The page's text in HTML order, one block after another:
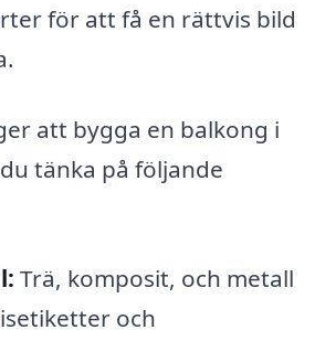
för att få en rättvis bild
att bygga en balkong i
tänka på följande
Trä, komposit, och metall
och